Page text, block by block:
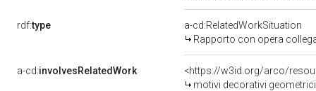
rdf:type
a-cd:RelatedWorkSituation
Rapporto con opera
a-cd:involvesRelatedWork
<https://w3id.org/arco/
motivi decorativi